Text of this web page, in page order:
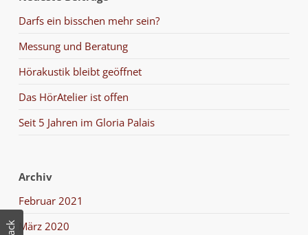
Darfs ein bisschen mehr sein?
Messung und Beratung
Hörakustik bleibt geöffnet
Das HörAtelier ist offen
Seit 5 Jahren im Gloria Palais
Archiv
Februar 2021
März 2020